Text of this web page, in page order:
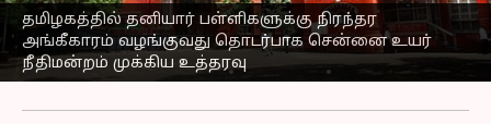
தமிழகத்தில் தனியார் பள்ளிகளுக்கு நிரந்தர
அங்கீகாரம் வழங்குவது தொடர்பாக சென்னை உயர்
நீதிமன்றம் முக்கிய உத்தரவு
உத்தரவு
எழுதியவர் Sekar Chinnappan Sep 18, 2025